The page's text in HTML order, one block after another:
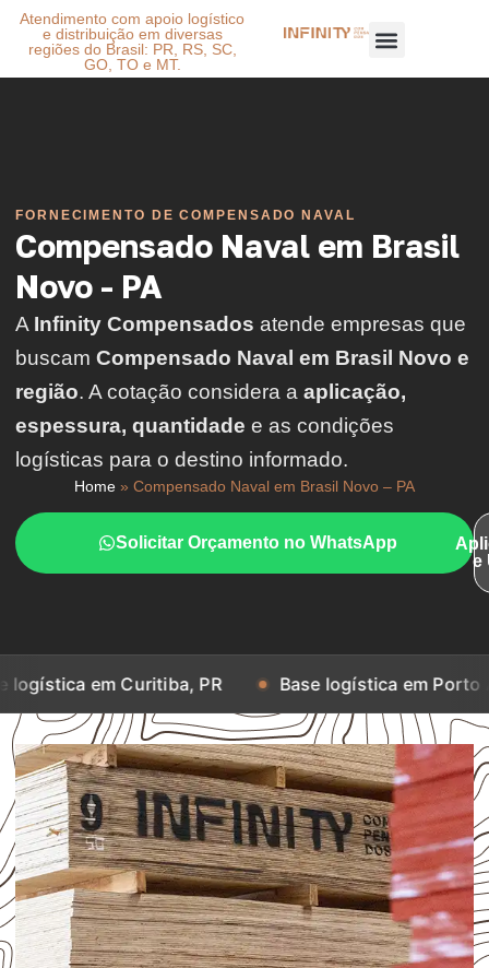
Atendimento com apoio logístico
e distribuição em diversas
regiões do Brasil: PR, RS, SC,
GO, TO e MT.
FORNECIMENTO DE COMPENSADO NAVAL
Compensado Naval em Brasil
Novo - PA
A Infinity Compensados atende empresas que
buscam Compensado Naval em Brasil Novo e
região. A cotação considera a aplicação,
espessura, quantidade e as condições
logísticas para o destino informado.
Home » Compensado Naval em Brasil Novo – PA
Solicitar Orçamento no WhatsApp
e
Curitiba, PR Base logística em Porto Alegre, RS